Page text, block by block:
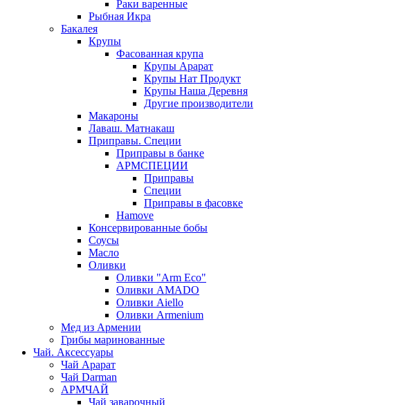
Раки варенные
Рыбная Икра
Бакалея
Крупы
Фасованная крупа
Крупы Арарат
Крупы Нат Продукт
Крупы Наша Деревня
Другие производители
Макароны
Лаваш. Матнакаш
Приправы. Специи
Приправы в банке
АРМСПЕЦИИ
Приправы
Специи
Приправы в фасовке
Hamove
Консервированные бобы
Соусы
Масло
Оливки
Оливки "Arm Eco"
Оливки AMADO
Оливки Aiello
Оливки Armenium
Мед из Армении
Грибы маринованные
Чай. Аксессуары
Чай Арарат
Чай Darman
АРМЧАЙ
Чай заварочный